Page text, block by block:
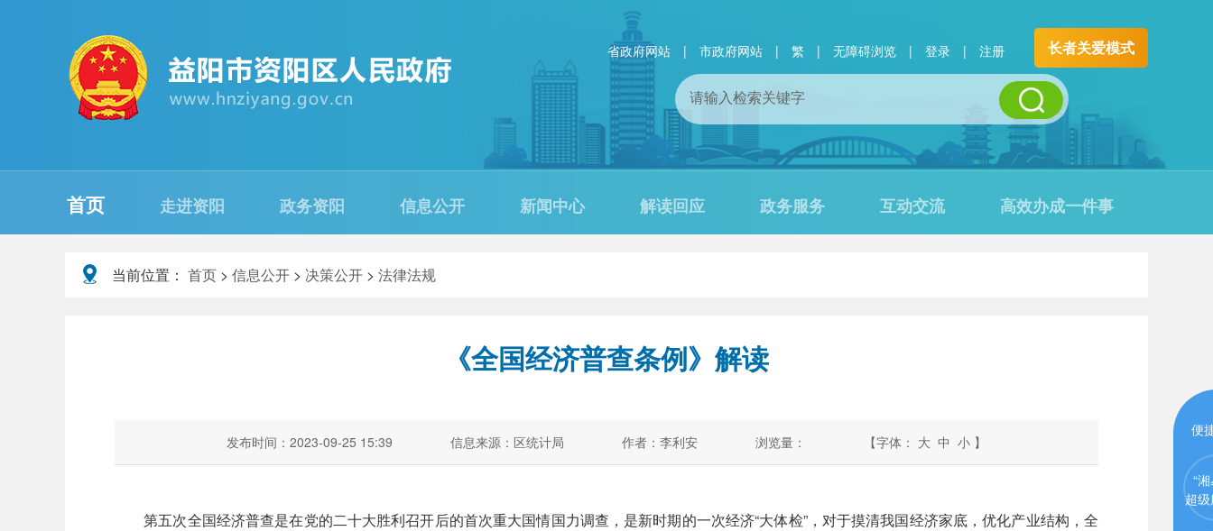
省政府网站 | 市政府网站 | 繁 | 无障碍浏览 | 登录 | 注册 长者关爱模式
首页 走进资阳 政务资阳 信息公开 新闻中心 解读回应 政务服务 互动交流 高效办成一件事
当前位置： 首页 > 信息公开 > 决策公开 > 法律法规
《全国经济普查条例》解读
发布时间：2023-09-25 15:39 信息来源：区统计局 作者：李利安 浏览量： 【字体： 大 中 小 】
第五次全国经济普查是在党的二十大胜利召开后的首次重大国情国力调查，是新时期的一次经济“大体检”，对于摸清我国经济家底，优化产业结构，全
便
“
超